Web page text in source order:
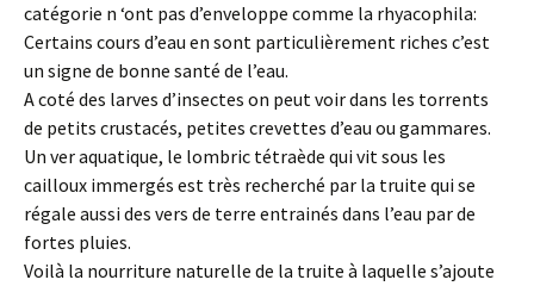
catégorie n ‘ont pas d’enveloppe comme la rhyacophila:
Certains cours d’eau en sont particulièrement riches c’est
un signe de bonne santé de l’eau.
A coté des larves d’insectes on peut voir dans les torrents
de petits crustacés, petites crevettes d’eau ou gammares.
Un ver aquatique, le lombric tétraède qui vit sous les
cailloux immergés est très recherché par la truite qui se
régale aussi des vers de terre entrainés dans l’eau par de
fortes pluies.
Voilà la nourriture naturelle de la truite à laquelle s’ajoute